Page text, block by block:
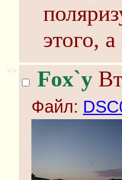
этого,
>> Fox`y
Файл: